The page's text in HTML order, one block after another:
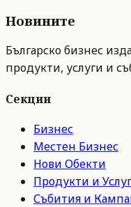
Новините
Българско бизнес
продукти, услуги и
Секции
Бизнес
Местен Бизнес
Нови Обекти
Продукти и
Събития и